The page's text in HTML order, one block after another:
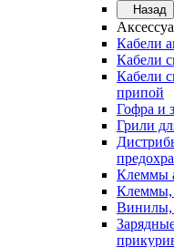
Назад
Кабели
Кабели
Кабели
припой
Гофра и
Грили
Клеммы
Клеммы,
Винилы,